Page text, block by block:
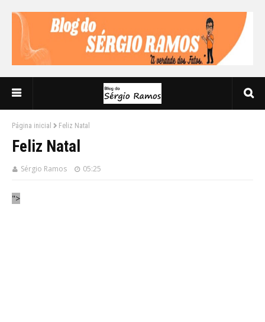
Página inicial Feliz Natal
Feliz Natal
Sérgio Ramos 05:25
">